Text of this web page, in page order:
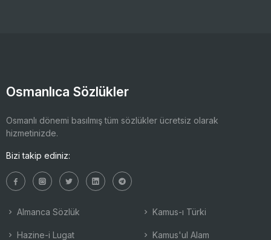
Osmanlıca Sözlükler
Osmanlı dönemi basılmış tüm sözlükler ücretsiz olarak
hizmetinizde.
Bizi takip ediniz:
Almanca Sözlük
Hazine-i Lugat
Kamus-ı Türki
Kamus'ul Alam